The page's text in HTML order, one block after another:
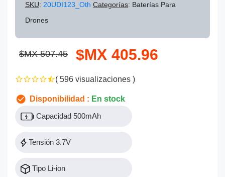
SKU: 20UDI123_Oth Categorías: Baterías Para
Drones
$MX 507.45 $MX 405.96
( 596 visualizaciones )
Disponibilidad : En stock
Capacidad 500mAh
Tensión 3.7V
Tipo Li-ion